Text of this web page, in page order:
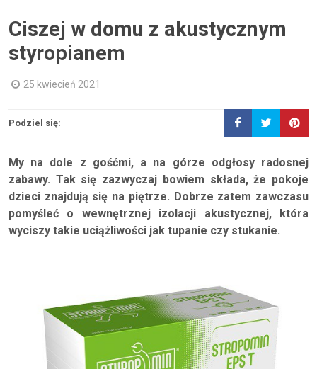
Ciszej w domu z akustycznym
styropianem
25 kwiecień 2021
Podziel się:
My na dole z gośćmi, a na górze odgłosy radosnej
zabawy. Tak się zazwyczaj bowiem składa, że pokoje
dzieci znajdują się na piętrze. Dobrze zatem zawczasu
pomyśleć o wewnętrznej izolacji akustycznej, która
wyciszy takie uciążliwości jak tupanie czy stukanie.